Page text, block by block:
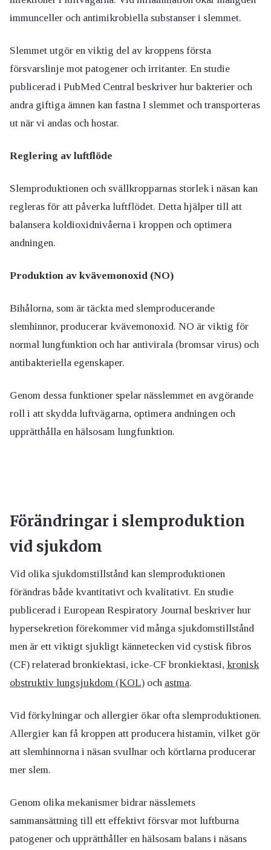
immunceller och antimikrobiella substanser i slemmet.
Slemmet utgör en viktig del av kroppens första
försvarslinje mot patogener och irritanter. En studie
publicerad i PubMed Central beskriver hur bakterier och
andra giftiga ämnen kan fastna I slemmet och transporteras
ut när vi andas och hostar.
Reglering av luftflöde
Slemproduktionen och svällkropparnas storlek i näsan kan
regleras för att påverka luftflödet. Detta hjälper till att
balansera koldioxidnivåerna i kroppen och optimera
andningen.
Produktion av kvävemonoxid (NO)
Bihålorna, som är täckta med slemproducerande
slemhinnor, producerar kvävemonoxid. NO är viktig för
normal lungfunktion och har antivirala (bromsar virus) och
antibakteriella egenskaper.
Genom dessa funktioner spelar nässlemmet en avgörande
roll i att skydda luftvägarna, optimera andningen och
upprätthålla en hälsosam lungfunktion.
Förändringar i slemproduktion
vid sjukdom
Vid olika sjukdomstillstånd kan slemproduktionen
förändras både kvantitativt och kvalitativt. En studie
publicerad i European Respiratory Journal beskriver hur
hypersekretion förekommer vid många sjukdomstillstånd
men är ett viktigt sjukligt kännetecken vid cystisk fibros
(CF) relaterad bronkiektasi, icke-CF bronkiektasi, kronisk
obstruktiv lungsjukdom (KOL) och astma.
Vid förkylningar och allergier ökar ofta slemproduktionen.
Allergier kan få kroppen att producera histamin, vilket gör
att slemhinnorna i näsan svullnar och körtlarna producerar
mer slem.
Genom olika mekanismer bidrar nässlemets
sammansättning till ett effektivt försvar mot luftburna
patogener och upprätthåller en hälsosam balans i näsans